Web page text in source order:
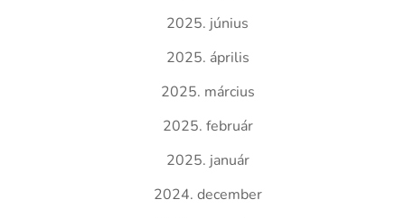
2025. június
2025. április
2025. március
2025. február
2025. január
2024. december